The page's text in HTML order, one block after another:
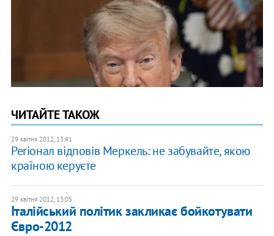
ЧИТАЙТЕ ТАКОЖ
29 квітня 2012, 13:41
Регіонал відповів Меркель: не забувайте, якою
країною керуєте
29 квітня 2012, 13:05
Італійський політик закликає бойкотувати
Євро-2012